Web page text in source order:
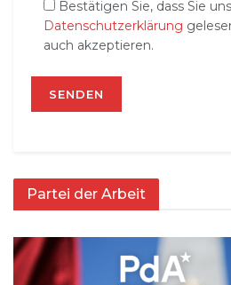
Bestätigen Sie, dass Sie
Datenschutzerklärung
auch akzeptieren.
Partei der Arbeit